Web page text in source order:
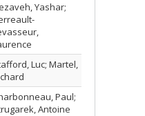
Yashar;
Luc; Martel,
Paul;
Antoine